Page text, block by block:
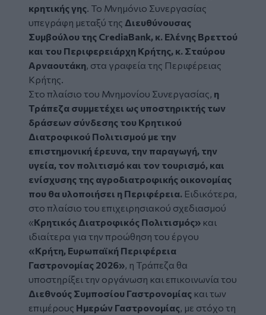
κρητικής γης. Το Μνημόνιο Συνεργασίας
υπεγράφη μεταξύ της Διευθύνουσας
Συμβούλου της CrediaBank, κ. Ελένης Βρεττού
και του Περιφερειάρχη Κρήτης, κ. Σταύρου
Αρναουτάκη, στα γραφεία της Περιφέρειας
Κρήτης.
Στο πλαίσιο του Μνημονίου Συνεργασίας, η
Τράπεζα συμμετέχει ως υποστηρικτής των
δράσεων σύνδεσης του Κρητικού
Διατροφικού Πολιτισμού με την
επιστημονική έρευνα, την παραγωγή, την
υγεία, τον πολιτισμό και τον τουρισμό, και
ενίσχυσης της αγροδιατροφικής οικονομίας
που θα υλοποιήσει η Περιφέρεια. Ειδικότερα,
στο πλαίσιο του επιχειρησιακού σχεδιασμού
«Κρητικός Διατροφικός Πολιτισμός» και
ιδιαίτερα για την προώθηση του έργου
«Κρήτη, Ευρωπαϊκή Περιφέρεια
Γαστρονομίας 2026», η Τράπεζα θα
υποστηρίξει την οργάνωση και επικοινωνία του
Διεθνούς Συμποσίου Γαστρονομίας και των
επιμέρους Ημερών Γαστρονομίας, με στόχο τη